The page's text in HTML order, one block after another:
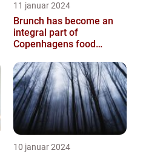
11 januar 2024
Brunch has become an
integral part of
Copenhagens food
restaurants and cafes ...
10 januar 2024